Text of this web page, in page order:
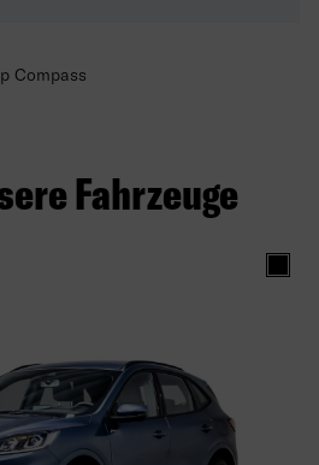
Compass
Fahrzeuge